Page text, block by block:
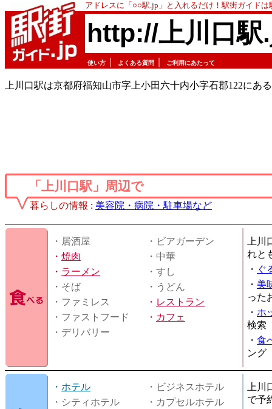
アドレスに「○○駅.jp」と入れるだけ！駅街ガイド
http://上川口駅
使い方 よくある質問 ご利用にあたって
上川口駅は京都府福知山市字上小田六十内小字石郡122にあ
「上川口駅」周辺で
暮らしの情報 : 美容院・病院・駐車場など
・居酒屋
・ビアガーデン
・ 焼肉
・中華
・ ラーメン
・すし
・そば
・うどん
・ファミレス
・ レストラン
・ファストフード
・ カフェ
・デリバリー
上
れと
・ ぐ
・ 美
った
・ ホ
検索
・ 食
ング
・ ホテル
・ビジネスホテル
・シティホテル
・カプセルホテル
上
で予